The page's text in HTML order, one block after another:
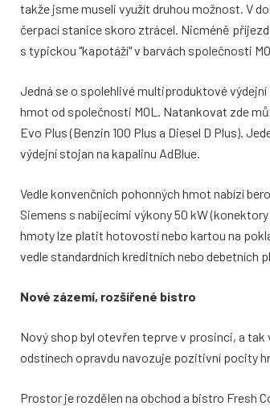
takže jsme museli využít druhou možnost. V
čerpací stanice skoro ztrácel. Nicméně
s typickou "kapotáží" v barvách společnosti
Jedná se o spolehlivé multiproduktové
hmot od společnosti MOL. Natankovat zde
Evo Plus (Benzin 100 Plus a Diesel D Plus).
výdejní stojan na kapalinu AdBlue.
Vedle konvenčních pohonných hmot nabízí
Siemens s nabíjecími výkony 50 kW (konektory
hmoty lze platit hotovostí nebo kartou na
vedle standardních kreditních nebo debetních
Nové zázemí, rozšířené bistro
Nový shop byl otevřen teprve v prosinci, a
odstínech opravdu navozuje pozitivní pocity
Prostor je rozdělen na obchod a bistro Fresh